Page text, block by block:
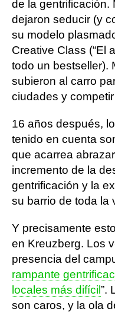
de la gentrificación.
dejaron seducir (y
su modelo
Creative Class (“El
todo un bestseller).
subieron al carro
ciudades y
16 años después,
tenido en cuenta
que acarrea
incremento de la
gentrificación y la
su barrio de toda la
Y precisamente
en Kreuzberg. Los
presencia del
rampante
locales más difícil ”.
son caros, y la ola